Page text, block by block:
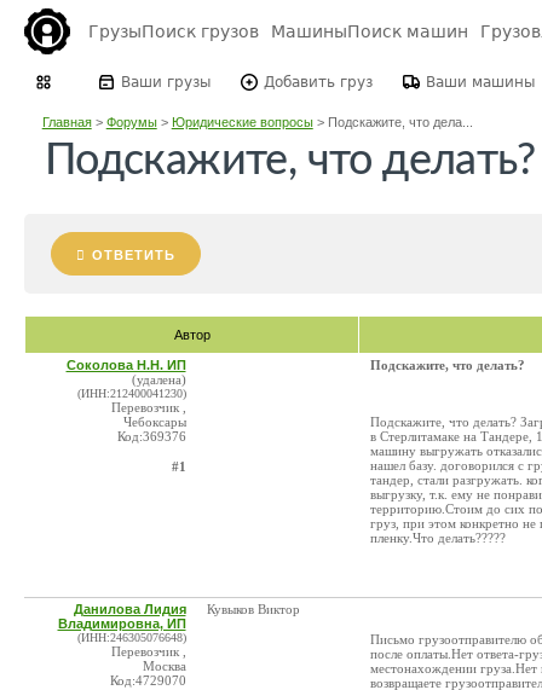
ГрузыПоиск грузов МашиныПоиск машин
Ваши грузы Добавить груз Ваши машины
Главная> Форумы> Юридические вопросы> Подскажите, что дела...
Подскажите, что делать?
ОТВЕТИТЬ
Автор
Соколова Н.Н. ИП
(удалена)
(ИНН:212400041230)
Перевозчик ,
Чебоксары
Код:369376
#1
Подскажите, что делать?
Подскажите, что делать?
в Стерлитамаке на Тандере,
машину выгружать
нашел базу. договорился с
тандер, стали разгружать.
выгрузку, т.к. ему не
территорию.Стоим до сих
груз, при этом конкретно
пленку.Что делать?????
Данилова Лидия
Владимировна, ИП
(ИНН:246305076648)
Перевозчик ,
Москва
Код:4729070
Кувыков Виктор
Письмо грузоотправителю
после оплаты.Нет ответа-
местонахождении груза.Нет
возвращаете